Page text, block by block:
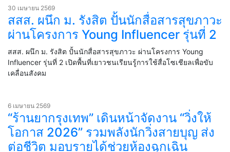
30 เมษายน 2569
สสส. ผนึก ม. รังสิต ปั้นนักสื่อสารสุขภาวะ
ผ่านโครงการ Young Influencer รุ่นที่ 2
สสส. ผนึก ม. รังสิต ปั้นนักสื่อสารสุขภาวะ ผ่านโครงการ Young
Influencer รุ่นที่ 2 เปิดพื้นที่เยาวชนเรียนรู้การใช้สื่อโซเชียลเพื่อขับ
เคลื่อนสังคม
6 เมษายน 2569
“ร้านยากรุงเทพ” เดินหน้าจัดงาน “วิ่งให้
โอกาส 2026” รวมพลังนักวิ่งสายบุญ ส่ง
ต่อชีวิต มอบรายได้ช่วยห้องฉุกเฉิน